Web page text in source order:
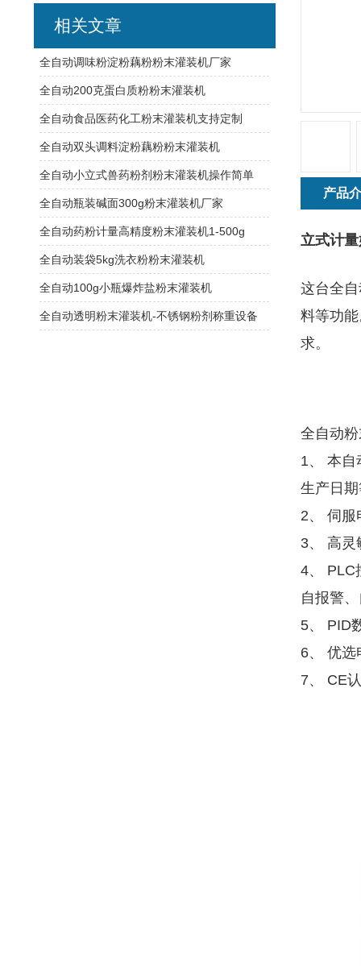
产品
立式计
这台全
料等功
求。
全自动
1、 本自
生产日
2、 伺服
3、 高灵
4、 PLC
自报警
5、 PID
6、 优选
7、 CE
相关文章
全自动调味粉淀粉藕粉粉末灌装机厂家
全自动200克蛋白质粉粉末灌装机
全自动食品医药化工粉末灌装机支持定制
全自动双头调料淀粉藕粉粉末灌装机
全自动小立式兽药粉剂粉末灌装机操作简单
全自动瓶装碱面300g粉末灌装机厂家
全自动药粉计量高精度粉末灌装机1-500g
全自动装袋5kg洗衣粉粉末灌装机
全自动100g小瓶爆炸盐粉末灌装机
全自动透明粉末灌装机-不锈钢粉剂称重设备